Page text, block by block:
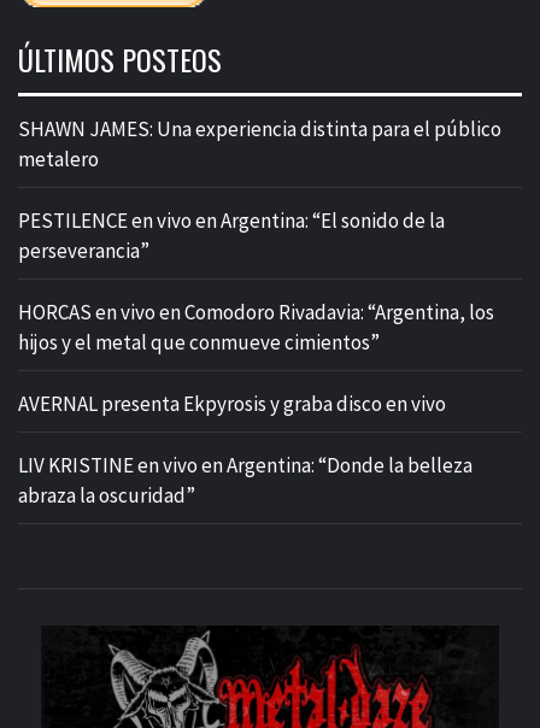
ÚLTIMOS POSTEOS
SHAWN JAMES: Una experiencia distinta para el público
metalero
PESTILENCE en vivo en Argentina: “El sonido de la
perseverancia”
HORCAS en vivo en Comodoro Rivadavia: “Argentina, los
hijos y el metal que conmueve cimientos”
AVERNAL presenta Ekpyrosis y graba disco en vivo
LIV KRISTINE en vivo en Argentina: “Donde la belleza
abraza la oscuridad”